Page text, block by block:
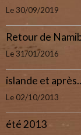
Le 30/09/2019
Retour de
Le 31/01/2016
islande et
Le 02/10/2013
été 2013